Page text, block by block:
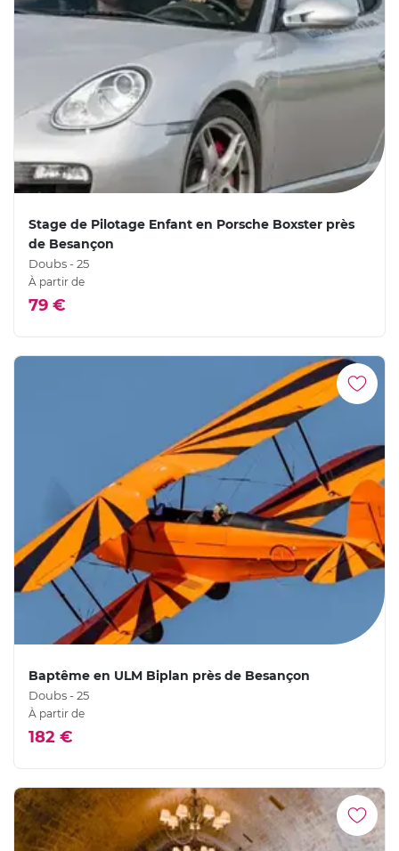
Stage de Pilotage Enfant en Porsche Boxster près
de Besançon
Doubs - 25
À partir de
79 €
Baptême en ULM Biplan près de Besançon
Doubs - 25
À partir de
182 €